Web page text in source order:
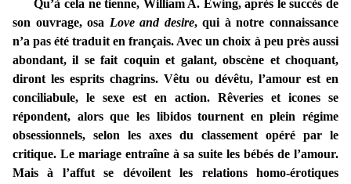
Qu’à cela ne tienne, William A. Ewing, après le succès de
son ouvrage, osa Love and desire, qui à notre connaissance
n’a pas été traduit en français. Avec un choix à peu près aussi
abondant, il se fait coquin et galant, obscène et choquant,
diront les esprits chagrins. Vêtu ou dévêtu, l’amour est en
conciliabule, le sexe est en action. Rêveries et icones se
répondent, alors que les libidos tournent en plein régime
obsessionnels, selon les axes du classement opéré par le
critique. Le mariage entraîne à sa suite les bébés de l’amour.
Mais à l’affut se dévoilent les relations homo-érotiques